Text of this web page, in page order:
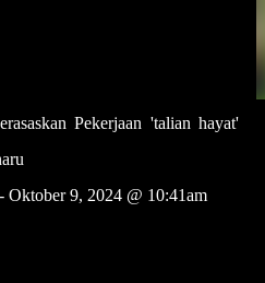
Pekerjaan 'talian hayat'
- Oktober 9, 2024 @ 10:41am